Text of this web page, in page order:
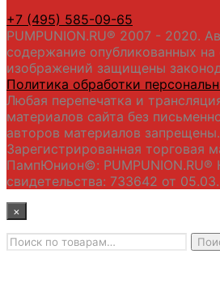
+7 (495) 585-09-65
PUMPUNION.RU® 2007 - 2020.
содержание опубликованных на
изображений защищены
Политика обработки
Любая перепечатка и
материалов сайта без
авторов материалов запрещены.
Зарегистрированная торговая
ПампЮнион©: PUMPUNION.RU®
свидетельства: 733642 от
×
Главная
Искать: